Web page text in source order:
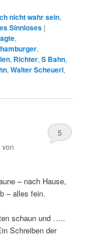
nicht wahr sein,
Sinnloses |
,
hamburger,
, Richter,S Bahn,
,Walter Scheuerl,
von
5
– nach Hause,
– alles fein.
schaun und …..
Schreiben der